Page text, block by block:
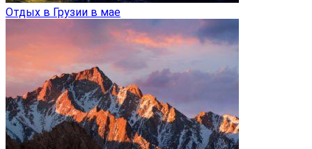
Отдых в Грузии в мае